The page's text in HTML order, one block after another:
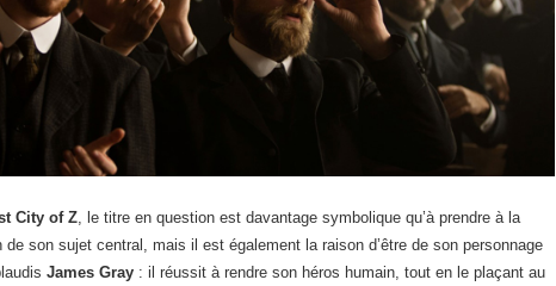
City of Z , le titre en question est davantage symbolique qu’à prendre à la
de son sujet central, mais il est également la raison d’être de son personnage
James Gray : il réussit à rendre son héros humain, tout en le plaçant au